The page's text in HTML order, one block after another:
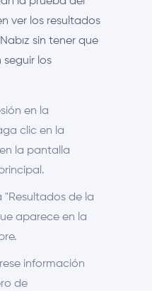
ver los resultados
sin tener que
los
en la
clic en la
la pantalla
de la
aparece en la
información
de